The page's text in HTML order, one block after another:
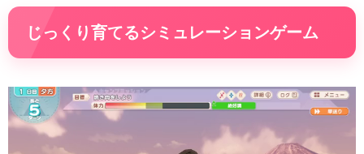
じっくり育てるシミュレーションゲーム
動
画